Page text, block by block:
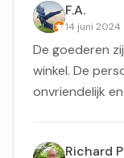
F.A.
14 juni 2024
De goederen
winkel. De
onvriendelijk
Richard